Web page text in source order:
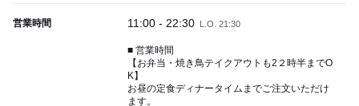
営業時間 11:00 - 22:30 L.O. 21:30
■ 営業時間
【お弁当・焼き鳥テイクアウトも2２時半までO
K】
お昼の定食ディナータイムまでご注文いただけ
ます。